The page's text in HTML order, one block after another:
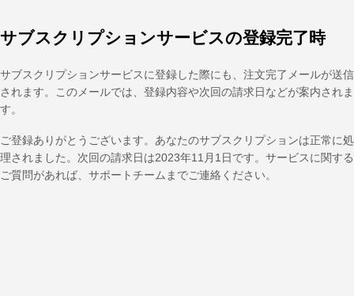
サブスクリプションサービスの登録完了時
サブスクリプションサービスに登録した際にも、注文完了メールが送信
されます。このメールでは、登録内容や次回の請求日などが案内されま
す。
ご登録ありがとうございます。あなたのサブスクリプションは正常に処
理されました。次回の請求日は2023年11月1日です。サービスに関する
ご質問があれば、サポートチームまでご連絡ください。